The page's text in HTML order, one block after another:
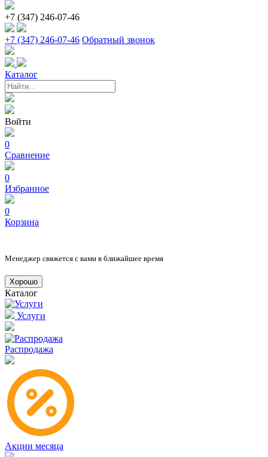
+7 (347) 246-07-46
+7 (347) 246-07-46 Обратный звонок
Каталог
Войти
0
Сравнение
0
Избранное
0
Корзина
Менеджер свяжется с вами в ближайшее время
Хорошо
Каталог
Услуги
Распродажа
Акции месяца